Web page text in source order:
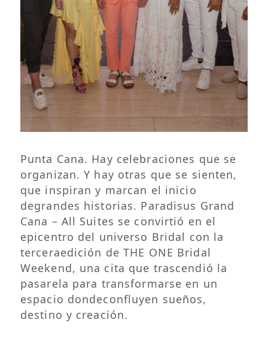
Punta Cana. Hay celebraciones que se
organizan. Y hay otras que se sienten,
que inspiran y marcan el inicio
degrandes historias. Paradisus Grand
Cana – All Suites se convirtió en el
epicentro del universo Bridal con la
terceraedición de THE ONE Bridal
Weekend, una cita que trascendió la
pasarela para transformarse en un
espacio dondeconfluyen sueños,
destino y creación.